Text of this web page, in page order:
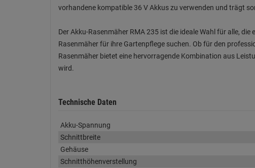
vorhandene kompatible 36 V Akkus zu verwenden und trägt
Der Akku-Rasenmäher RMA 235 ist die ideale Wahl für alle,
Rasenmäher für ihre Gartenpflege suchen. Ob für den
Rasenmäher bietet eine hervorragende Kombination aus
wird.
Technische Daten
Akku-Spannung
Schnittbreite
Gehäuse
Schnitthöhenverstellung